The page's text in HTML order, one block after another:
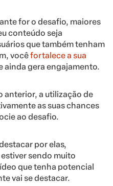
for o desafio, maiores
conteúdo seja
que também tenham
vocêfortalece a sua
ainda gera engajamento.
anterior, a utilização de
as suas chances
ao desafio.
por elas,
sendo muito
que tenha potencial
vai se destacar.